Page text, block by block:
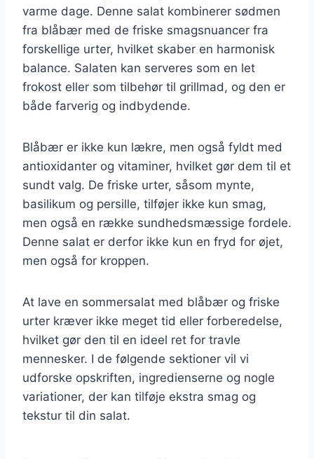
varme dage. Denne salat kombinerer sødmen
fra blåbær med de friske smagsnuancer fra
forskellige urter, hvilket skaber en harmonisk
balance. Salaten kan serveres som en let
frokost eller som tilbehør til grillmad, og den er
både farverig og indbydende.
Blåbær er ikke kun lækre, men også fyldt med
antioxidanter og vitaminer, hvilket gør dem til et
sundt valg. De friske urter, såsom mynte,
basilikum og persille, tilføjer ikke kun smag,
men også en række sundhedsmæssige fordele.
Denne salat er derfor ikke kun en fryd for øjet,
men også for kroppen.
At lave en sommersalat med blåbær og friske
urter kræver ikke meget tid eller forberedelse,
hvilket gør den til en ideel ret for travle
mennesker. I de følgende sektioner vil vi
udforske opskriften, ingredienserne og nogle
variationer, der kan tilføje ekstra smag og
tekstur til din salat.